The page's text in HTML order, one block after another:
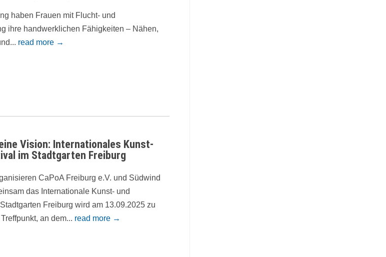
haben Frauen mit Flucht- und
ihre handwerklichen Fähigkeiten – Nähen,
read more →
Vision: Internationales Kunst-
im Stadtgarten Freiburg
CaPoA Freiburg e.V. und Südwind
das Internationale Kunst- und
Freiburg wird am 13.09.2025 zu
an dem... read more →